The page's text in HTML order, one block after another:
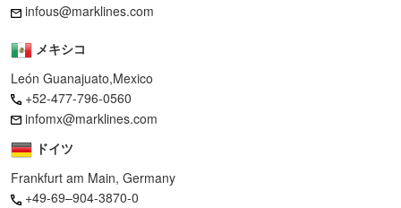
infous@marklines.com
メキシコ
León Guanajuato,Mexico
+52-477-796-0560
infomx@marklines.com
ドイツ
Frankfurt am Main, Germany
+49-69–904-3870-0